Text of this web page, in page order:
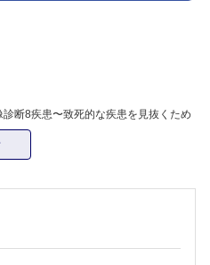
断8疾患〜致死的な疾患を見抜くため
を押さえる！
放射線科）